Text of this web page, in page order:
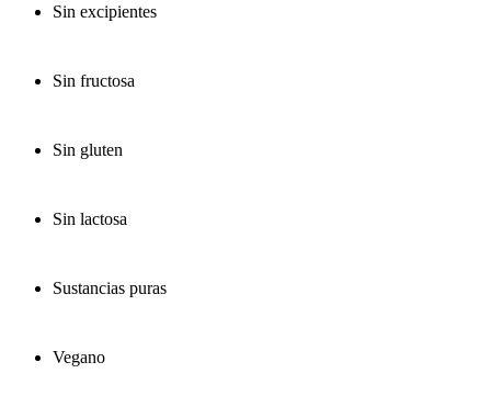
Sin excipientes
Sin fructosa
Sin gluten
Sin lactosa
Sustancias puras
Vegano